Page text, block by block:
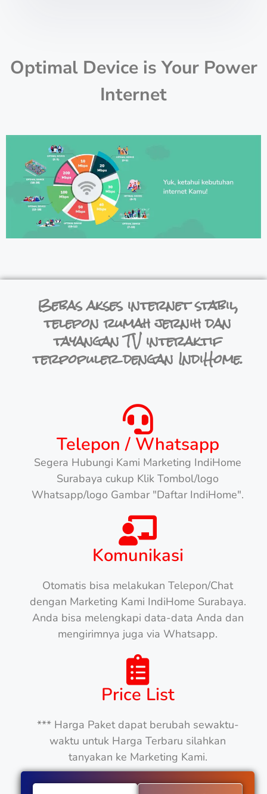
Optimal Device is Your Power
Internet
Bebas akses internet stabil,
telepon rumah jernih dan
tayangan TV interaktif
terpopuler dengan IndiHome.
Telepon / Whatsapp
Segera Hubungi Kami Marketing IndiHome
Surabaya cukup Klik Tombol/logo
Whatsapp/logo Gambar "Daftar IndiHome".
Komunikasi
Otomatis bisa melakukan Telepon/Chat
dengan Marketing Kami IndiHome Surabaya.
Anda bisa melengkapi data-data Anda dan
mengirimnya juga via Whatsapp.
Price List
*** Harga Paket dapat berubah sewaktu-
waktu untuk Harga Terbaru silahkan
tanyakan ke Marketing Kami.